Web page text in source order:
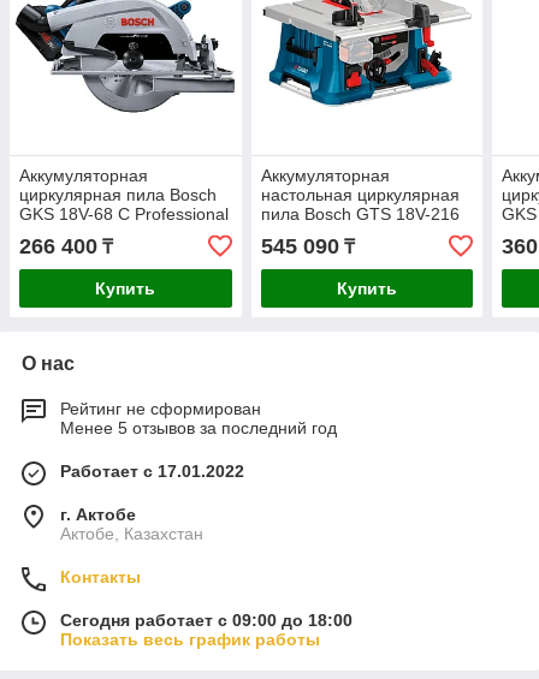
Аккумуляторная
циркулярная пила Bosch
GKS 18V-68 C Professional
BITURBO Solo
06016B5000
266 400 ₸
Купить
Аккумуляторная
настольная циркулярная
пила Bosch GTS 18V-216
Professional BITURBO
0601B44000
545 090₸
Купить
О нас
Рейтинг не сформирован
Менее 5 отзывов за последний год
Работает с 17.01.2022
г. Актобе
Актобе, Казахстан
Контакты
Сегодня работает с 09:00 до 18:00
Показать весь график работы